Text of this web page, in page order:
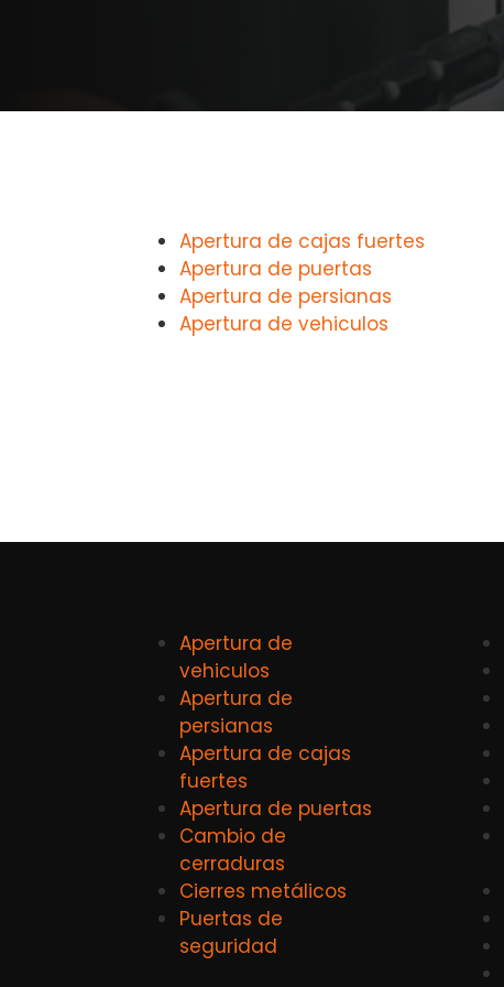
Apertura de cajas fuertes
Apertura de puertas
Apertura de persianas
Apertura de vehiculos
Apertura de
vehiculos
Apertura de
persianas
Apertura de cajas
fuertes
Apertura de puertas
Cambio de
cerraduras
Cierres metálicos
Puertas de
seguridad